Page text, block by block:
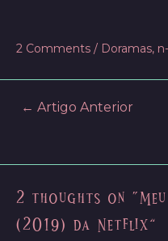
2 Comments / Doramas,
Post← Artigo Anterior
2 thoughts on
(2019) da Netflix”